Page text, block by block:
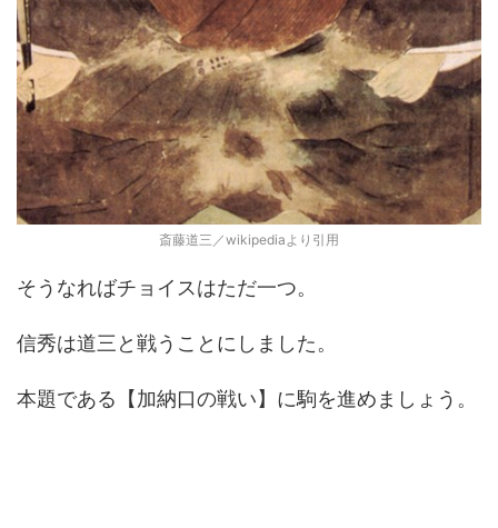
斎藤道三／wikipediaより引用
そうなればチョイスはただ一つ。
信秀は道三と戦うことにしました。
本題である【加納口の戦い】に駒を進めましょう。